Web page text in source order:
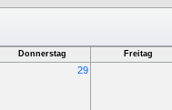
Donnerstag Freitag
29